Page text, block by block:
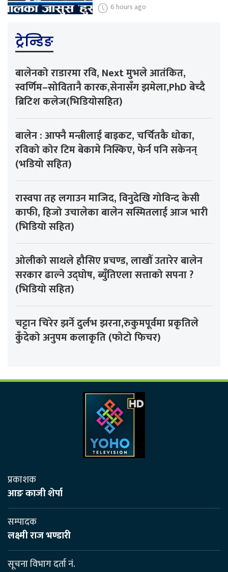
6 hours ago
ट्रेन्डिङ
बालेनको राडारमा रवि, Next मुभले आतंकित,
स्वर्णिम–सोवितानै कारक,सेनासँग झमेला,PhD बेच्दै
ब्रिटिश कलेज(भिडियोसहित)
बालेन : आफ्नै मन्त्रीलाई बाइकट, चर्चितकै धोका,
रविको कोर टिम बेकामे निस्किए, फेर्न पनि सकेनन्
(भडियो सहित)
रास्वपा तह लगाउन माजिद, विनुदेखि गोविन्द केसी
काफी, हिजो उचालेका बालेन सस्मितलाई आज भारी
(भिडियो सहित)
ओलीको साथले हौसिए प्रचण्ड, लाखौँ उतारेर बालेन
सरकार ढाल्ने उद्घोष, ब्युँतिएला सत्ताको सपना ?
(भिडियो सहित)
चट्टान चिरेर झर्ने दुर्लभ झरना,रुकुमपूर्वमा प्रकृतिले
कुँदेको अनुपम कलाकृति (फोटो फिचर)
प्रकाशक
आङ काजी शेर्पा
सम्पादक
लक्ष्मी राज भण्डारी
सूचना विभाग दर्ता नं.